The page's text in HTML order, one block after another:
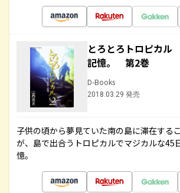
とろとろトロピカル
記憶。 第2巻
D-Books
2018.03.29 発売
子供の頃から夢見ていた南の島に滞在する
が、島で出合うトロピカルでマジカルな45
憶。